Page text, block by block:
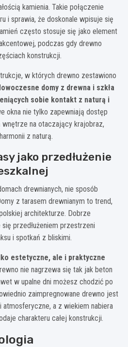
kamienia. Takie połączenie
i sprawia, że doskonale wpisuje się
często stosuje się jako element
podczas gdy drewno
konstrukcji.
w których drewno zestawiono
domy z drewna i szkła
sobie kontakt z naturą i
okna nie tylko zapewniają dostęp
wnętrze na otaczający krajobraz,
z naturą.
jako przedłużenie
drewnianych, nie sposób
z tarasem drewnianym to trend,
architekturze. Dobrze
przedłużeniem przestrzeni
i spotkań z bliskimi.
estetyczne, ale i praktyczne
nie nagrzewa się tak jak beton
w upalne dni możesz chodzić po
zaimpregnowane drewno jest
atmosferyczne, a z wiekiem nabiera
charakteru całej konstrukcji.